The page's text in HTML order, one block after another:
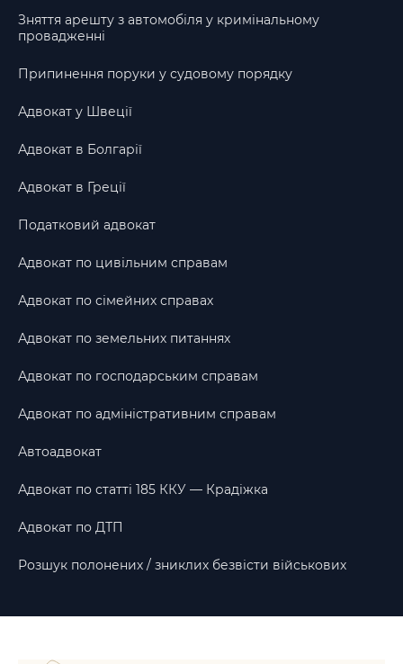
Зняття арешту з автомобіля у кримінальному
провадженні
Припинення поруки у судовому порядку
Адвокат у Швеції
Адвокат в Болгарії
Адвокат в Греції
Податковий адвокат
Адвокат по цивільним справам
Адвокат по сімейних справах
Адвокат по земельних питаннях
Адвокат по господарським справам
Адвокат по адміністративним справам
Автоадвокат
Адвокат по статті 185 ККУ — Крадіжка
Адвокат по ДТП
Розшук полонених / зниклих безвісти військових